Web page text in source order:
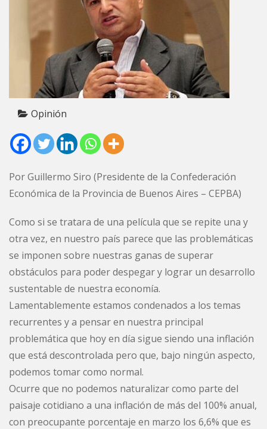
Opinión
Por Guillermo Siro (Presidente de la Confederación
Económica de la Provincia de Buenos Aires – CEPBA)
Como si se tratara de una película que se repite una y
otra vez, en nuestro país parece que las problemáticas
se imponen sobre nuestras ganas de superar
obstáculos para poder despegar y lograr un desarrollo
sustentable de nuestra economía.
Lamentablemente estamos condenados a los temas
recurrentes y a pensar en nuestra principal
problemática que hoy en día sigue siendo una inflación
que está descontrolada pero que, bajo ningún aspecto,
podemos tomar como normal.
Ocurre que no podemos naturalizar como parte del
paisaje cotidiano a una inflación de más del 100% anual,
con preocupante porcentaje en marzo los 6,6% que es